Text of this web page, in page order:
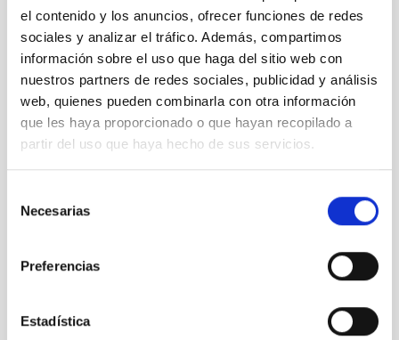
el contenido y los anuncios, ofrecer funciones de redes
sociales y analizar el tráfico. Además, compartimos
información sobre el uso que haga del sitio web con
nuestros partners de redes sociales, publicidad y análisis
web, quienes pueden combinarla con otra información
que les haya proporcionado o que hayan recopilado a
partir del uso que haya hecho de sus servicios.
Necesarias
Preferencias
Estadística
de la Tierra
y 1996
Satélites
La gran